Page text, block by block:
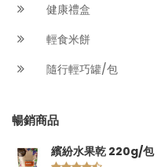
健康禮盒
輕食米餅
隨行輕巧罐/包
暢銷商品
繽紛水果乾 220g/包